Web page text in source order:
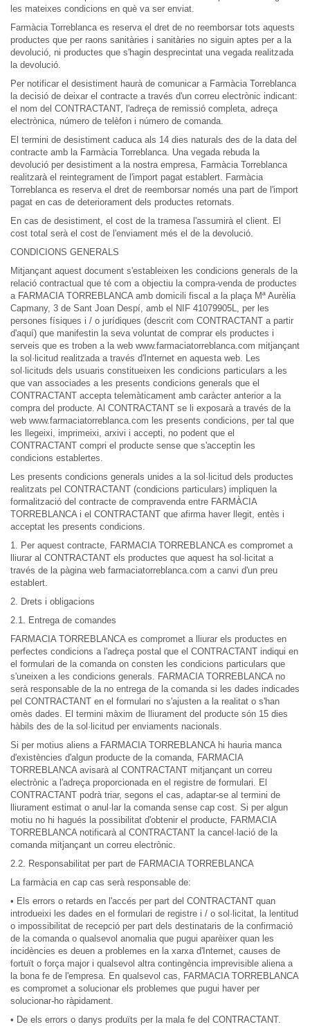
les mateixes condicions en què va ser enviat.
Farmàcia Torreblanca es reserva el dret de no reemborsar tots aquests
productes que per raons sanitàries i sanitàries no siguin aptes per a la
devolució, ni productes que s'hagin desprecintat una vegada realitzada
la devolució.
Per notificar el desistiment haurà de comunicar a Farmàcia Torreblanca
la decisió de deixar el contracte a través d'un correu electrònic indicant:
el nom del CONTRACTANT, l'adreça de remissió completa, adreça
electrònica, número de telèfon i número de comanda.
El termini de desistiment caduca als 14 dies naturals des de la data del
contracte amb la Farmàcia Torreblanca. Una vegada rebuda la
devolució per desistiment a la nostra empresa, Farmàcia Torreblanca
realitzarà el reintegrament de l'import pagat establert. Farmàcia
Torreblanca es reserva el dret de reemborsar només una part de l'import
pagat en cas de deteriorament dels productes retornats.
En cas de desistiment, el cost de la tramesa l'assumirà el client. El
cost total serà el cost de l'enviament més el de la devolució.
CONDICIONS GENERALS
Mitjançant aquest document s'estableixen les condicions generals de la
relació contractual que té com a objectiu la compra-venda de productes
a FARMACIA TORREBLANCA amb domicili fiscal a la plaça Mª Aurèlia
Capmany, 3 de Sant Joan Despí, amb el NIF 41079905L, per les
persones físiques i / o jurídiques (descrit com CONTRACTANT a partir
d'aquí) que manifestin la seva voluntat de comprar els productes i
serveis que es troben a la web www.farmaciatorreblanca.com mitjançant
la sol·licitud realitzada a través d'Internet en aquesta web. Les
sol·licituds dels usuaris constitueixen les condicions particulars a les
que van associades a les presents condicions generals que el
CONTRACTANT accepta telemàticament amb caràcter anterior a la
compra del producte. Al CONTRACTANT se li exposarà a través de la
web www.farmaciatorreblanca.com les presents condicions, per tal que
les llegeixi, imprimeixi, arxivi i accepti, no podent que el
CONTRACTANT compri el producte sense que s'acceptin les
condicions establertes.
Les presents condicions generals unides a la sol·licitud dels productes
realitzats pel CONTRACTANT (condicions particulars) impliquen la
formalització del contracte de compravenda entre FARMÀCIA
TORREBLANCA i el CONTRACTANT que afirma haver llegit, entès i
acceptat les presents condicions.
1. Per aquest contracte, FARMACIA TORREBLANCA es compromet a
lliurar al CONTRACTANT els productes que aquest ha sol·licitat a
través de la pàgina web farmaciatorreblanca.com a canvi d'un preu
establert.
2. Drets i obligacions
2.1. Entrega de comandes
FARMACIA TORREBLANCA es compromet a lliurar els productes en
perfectes condicions a l'adreça postal que el CONTRACTANT indiqui en
el formulari de la comanda on consten les condicions particulars que
s'uneixen a les condicions generals. FARMACIA TORREBLANCA no
serà responsable de la no entrega de la comanda si les dades indicades
pel CONTRACTANT en el formulari no s'ajusten a la realitat o s'han
omès dades. El termini màxim de lliurament del producte són 15 dies
hàbils des de la sol·licitud per enviaments nacionals.
Si per motius aliens a FARMACIA TORREBLANCA hi hauria manca
d'existències d'algun producte de la comanda, FARMACIA
TORREBLANCA avisarà al CONTRACTANT mitjançant un correu
electrònic a l'adreça proporcionada en el registre de formulari. El
CONTRACTANT podrà triar, segons el cas, adaptar-se al termini de
lliurament estimat o anul·lar la comanda sense cap cost. Si per algun
motiu no hi hagués la possibilitat d'obtenir el producte, FARMACIA
TORREBLANCA notificarà al CONTRACTANT la cancel·lació de la
comanda mitjançant un correu electrònic.
2.2. Responsabilitat per part de FARMACIA TORREBLANCA
La farmàcia en cap cas serà responsable de:
• Els errors o retards en l'accés per part del CONTRACTANT quan
introdueixi les dades en el formulari de registre i / o sol·licitat, la lentitud
o impossibilitat de recepció per part dels destinataris de la confirmació
de la comanda o qualsevol anomalia que pugui aparèixer quan les
incidències es deuen a problemes en la xarxa d'Internet, causes de
fortuït o força major i qualsevol altra contingència imprevisible aliena a
la bona fe de l'empresa. En qualsevol cas, FARMACIA TORREBLANCA
es compromet a solucionar els problemes que pugui haver per
solucionar-ho ràpidament.
• De els errors o danys produïts per la mala fe del CONTRACTANT.